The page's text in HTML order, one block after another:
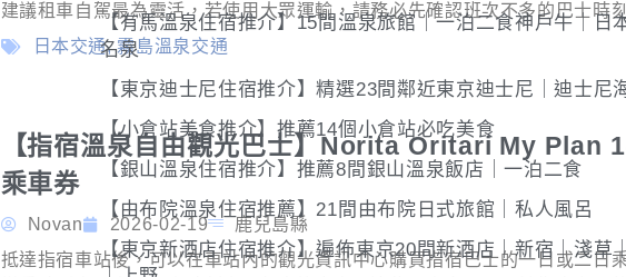
建議租車自駕最為靈活，若使用大眾運輸，請務必先確認班次不多的巴士時
日本交通,霧島溫泉交通
【指宿溫泉自由觀光巴士】Norita Oritari My Plan
乘車券
Novan 2026-02-19
鹿兒島縣
抵達指宿車站後，可以在車站內的觀光資訊中心購買指宿巴士的一日或二日
【有馬溫泉住宿推介】15間溫泉旅館｜一泊二食神戶牛｜日
名泉
【東京迪士尼住宿推介】精選23間鄰近東京迪士尼｜迪士尼
【小倉站美食推介】推薦14個小倉站必吃美食
【銀山溫泉住宿推介】推薦8間銀山溫泉飯店｜一泊二食
【由布院溫泉住宿推薦】21間由布院日式旅館｜私人風呂
【東京新酒店住宿推介】遍佈東京20間新酒店｜新宿｜淺草